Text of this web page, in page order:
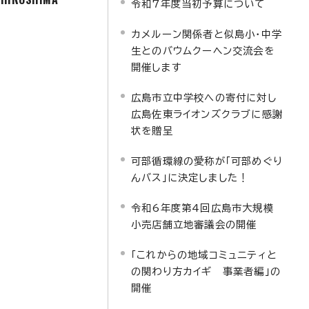
令和7年度当初予算について
カメルーン関係者と似島小・中学
生とのバウムクーヘン交流会を
開催します
広島市立中学校への寄付に対し
広島佐東ライオンズクラブに感謝
状を贈呈
可部循環線の愛称が「可部めぐり
んバス」に決定しました！
令和6年度第4回広島市大規模
小売店舗立地審議会の開催
「これからの地域コミュニティと
の関わり方カイギ 事業者編」の
開催